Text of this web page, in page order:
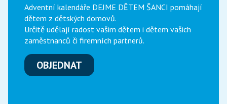
Adventní kalendáře DEJME DĚTEM ŠANCI pomáhají
dětem z dětských domovů.
Určitě udělají radost vašim dětem i dětem vašich
zaměstnanců či firemních partnerů.
OBJEDNAT